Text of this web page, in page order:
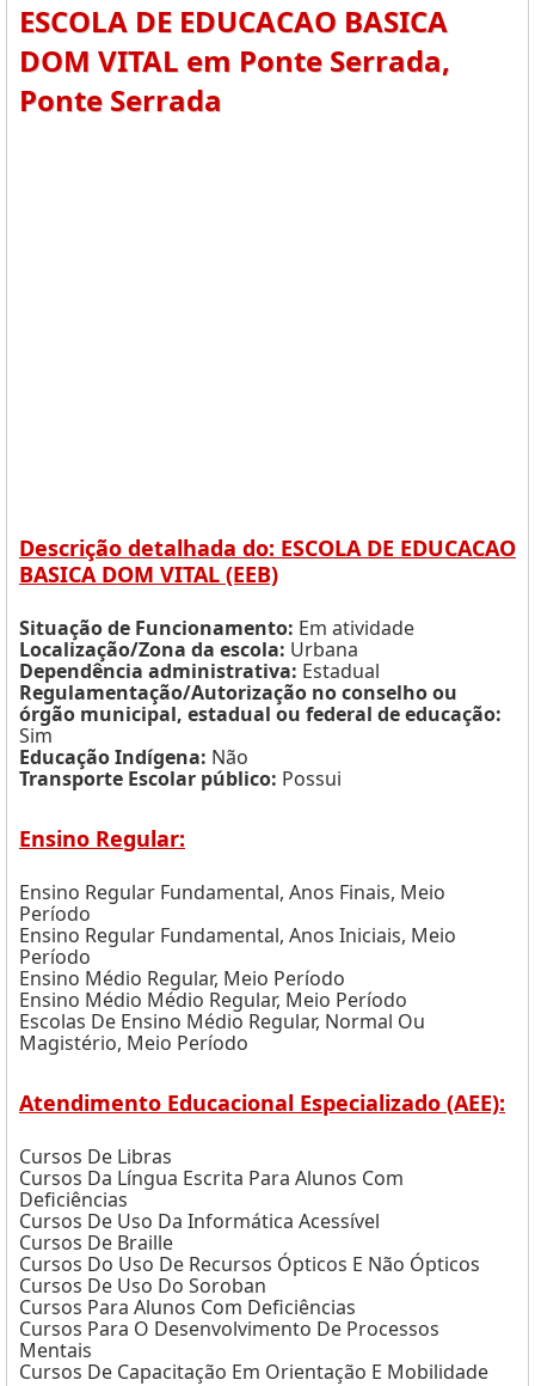
ESCOLA DE EDUCACAO BASICA
DOM VITAL em Ponte Serrada,
Ponte Serrada
Descrição detalhada do: ESCOLA DE EDUCACAO
BASICA DOM VITAL (EEB)
Situação de Funcionamento: Em atividade
Localização/Zona da escola: Urbana
Dependência administrativa: Estadual
Regulamentação/Autorização no conselho ou
órgão municipal, estadual ou federal de educação:
Sim
Educação Indígena: Não
Transporte Escolar público: Possui
Ensino Regular:
Ensino Regular Fundamental, Anos Finais, Meio
Período
Ensino Regular Fundamental, Anos Iniciais, Meio
Período
Ensino Médio Regular, Meio Período
Ensino Médio Médio Regular, Meio Período
Escolas De Ensino Médio Regular, Normal Ou
Magistério, Meio Período
Atendimento Educacional Especializado (AEE):
Cursos De Libras
Cursos Da Língua Escrita Para Alunos Com
Deficiências
Cursos De Uso Da Informática Acessível
Cursos De Braille
Cursos Do Uso De Recursos Ópticos E Não Ópticos
Cursos De Uso Do Soroban
Cursos Para Alunos Com Deficiências
Cursos Para O Desenvolvimento De Processos
Mentais
Cursos De Capacitação Em Orientação E Mobilidade